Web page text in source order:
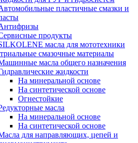
пластичные смазки и
продукты
масла для мототехники
смазочные материалы
масла общего назначения
жидкости
На минеральной основе
На синтетической основе
Огнестойкие
масла
На минеральной основе
На синтетической основе
для направляющих, цепей и